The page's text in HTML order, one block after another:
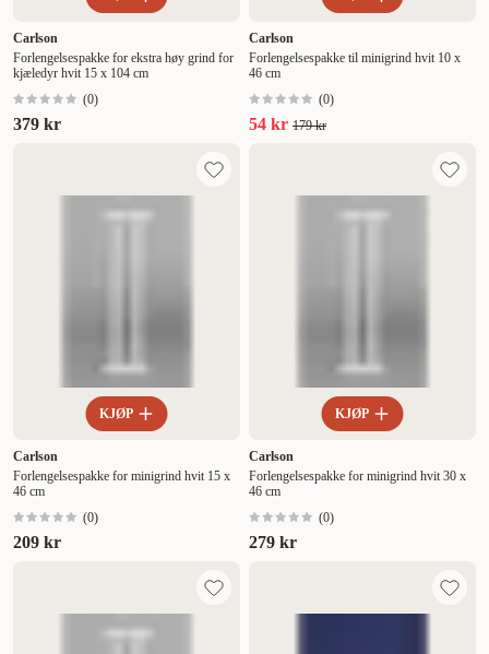
Carlson
Forlengelsespakke for ekstra høy grind for
kjæledyr hvit 15 x 104 cm
(0)
379 kr
Carlson
Forlengelsespakke til minigrind hvit 10 x
46 cm
(0)
54 kr 179 kr
KJØP
Carlson
Forlengelsespakke for minigrind hvit 15 x
46 cm
(0)
209 kr
KJØP
Carlson
Forlengelsespakke for minigrind hvit 30 x
46 cm
(0)
279 kr